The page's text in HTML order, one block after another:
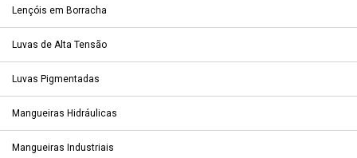
Lençóis em Borracha
Luvas de Alta Tensão
Luvas Pigmentadas
Mangueiras Hidráulicas
Mangueiras Industriais